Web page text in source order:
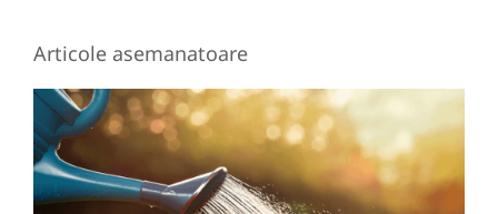
Articole asemanatoare
Ce rămâne din tine după ce